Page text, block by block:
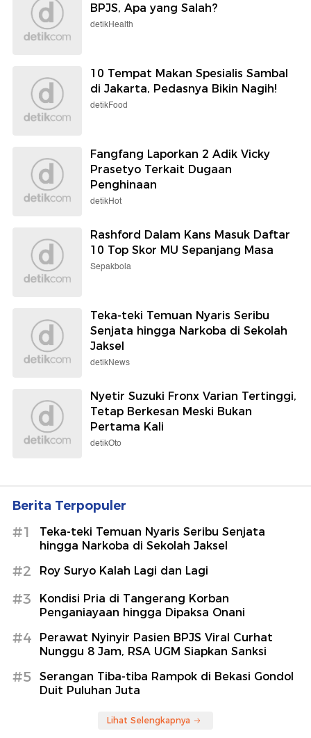
BPJS, Apa yang Salah?
detikHealth
10 Tempat Makan Spesialis Sambal
di Jakarta, Pedasnya Bikin Nagih!
detikFood
Fangfang Laporkan 2 Adik Vicky
Prasetyo Terkait Dugaan
Penghinaan
detikHot
Rashford Dalam Kans Masuk Daftar
10 Top Skor MU Sepanjang Masa
Sepakbola
Teka-teki Temuan Nyaris Seribu
Senjata hingga Narkoba di Sekolah
Jaksel
detikNews
Nyetir Suzuki Fronx Varian Tertinggi,
Tetap Berkesan Meski Bukan
Pertama Kali
detikOto
Berita Terpopuler
#1
Teka-teki Temuan Nyaris Seribu Senjata
hingga Narkoba di Sekolah Jaksel
#2 Roy Suryo Kalah Lagi dan Lagi
#3
Kondisi Pria di Tangerang Korban
Penganiayaan hingga Dipaksa Onani
#4
Perawat Nyinyir Pasien BPJS Viral Curhat
Nunggu 8 Jam, RSA UGM Siapkan Sanksi
#5
Serangan Tiba-tiba Rampok di Bekasi Gondol
Duit Puluhan Juta
Lihat Selengkapnya